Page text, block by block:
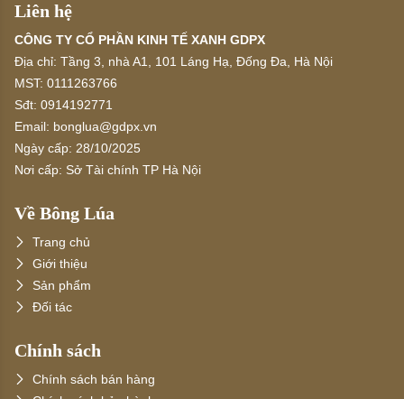
Liên hệ
CÔNG TY CỔ PHẦN KINH TẾ XANH GDPX
Địa chỉ: Tầng 3, nhà A1, 101 Láng Hạ, Đống Đa, Hà Nội
MST: 0111263766
Sđt: 0914192771
Email: bonglua@gdpx.vn
Ngày cấp: 28/10/2025
Nơi cấp: Sở Tài chính TP Hà Nội
Về Bông Lúa
Trang chủ
Giới thiệu
Sản phẩm
Đối tác
Chính sách
Chính sách bán hàng